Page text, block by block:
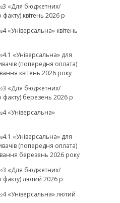
«Для бюджетних/
квітень 2026 р
«Універсальна» квітень
«Універсальна» для
(попередня оплата)
квітень 2026 року
«Для бюджетних/
березень 2026 р
«Універсальна»
«Універсальна» для
(попередня оплата)
березень 2026 року
«Для бюджетних/
факту) лютий 2026 р
«Універсальна» лютий